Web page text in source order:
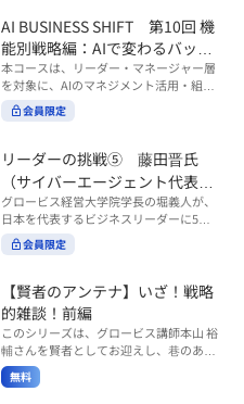
3%BC%E3%82%AF%E3%82%B7%E3%
83%95%E3%83%88 ※本コースは、AIの
マネジメント活用を学ぶ「AIビジネスシ
フト」シリーズの一環として提供してい
ます。 ※本動画は、制作時点の情報に基
づき作成したものです（2026年03月制
か？ このコースは、あなたが“ありたい
自分”として生き、キャリアをデザイン
していくための思考と行動のガイドにな
ります。 ※本動画は、制作時点の情報に
基づき作成したものです（2025年11月
制作）
つつ、自律的に仕事を進めてもらうため
にはどうすればよいのか。 こうした悩み
に直面するリーダー・マネージャーの方
は多いのではないでしょうか。 変化が激
しく、正解のない現代においては、指示
や助言にとどまらず、メンバーの思考を
引き出し、自律的な行動を促す「コーチ
す。 本コースでは、基礎的なコーチング
の考え方を押さえたうえで、実際の職場
で起こりがちな事例をもとに、相手の思
考と行動を引き出す関わり方を学びま
す。 また、代表的なコーチングのフレー
ムワークである「GROWモデル」を取り
の主体性を引き出していくのかを、わか
りやすく解説します。 メンバーとの対話
を、成長を促す機会へと変えていく。そ
の第一歩としておすすめのコースです。
コース内で紹介している「傾聴力」を深
めたい方は、こちらも合わせてご覧くだ
さい。 ・傾聴力 ~リーダーのための聴く
AI BUSINESS SHIFT 第10回 機
能別戦略編：AIで変わるバック
オフィス
本コースは、リーダー・マネージャー層
を対象に、AIのマネジメント活用・組織
活用を体系的に学ぶ 『AI BUSINESS SHI
FTシリーズ（全12回）』の第10回で
バックオフィス」では、人事・総務・労
務・経理・情報システムなどのバックオ
フィス領域において、定型業務の自動化
や効率化といった現場レベルのAI活用だ
けでなく、いかにして経営や戦略に貢献
する存在へと進化していくのかについて
考えを深め、学んでいきます。 ■こんな
理・情シスなど、バックオフィス部門を
率いるリーダー・マネージャーの方 ・バ
ックオフィス業務へのAI活用やDX推進を
担っている方 ・AI時代におけるバックオ
フィスの役割や戦略のあり方を考えたい
方 ■AIシフトシリーズとは？ 『AI BUSI
会員限定
リーダーの挑戦⑤ 藤田晋氏
（サイバーエージェント代表取
締役）
グロービス経営大学院学長の堀義人が、
日本を代表するビジネスリーダーに5つ
の質問（能力開発／挑戦／試練／仲間／
志）を投げかけ、その人生哲学を解き明
ーエージェント代表取締役の藤田晋氏。
起業の理由、経営をどうやって学んだ
か、アメーバブログ・ABEMAの立ち上
げ、経営チームづくりについてなど聞い
ていきます。（肩書きは2020年12月11
日撮影当時のもの） 藤田 晋 サイバー
会員限定
【賢者のアンテナ】いざ！戦略
的雑談！前編
このシリーズは、グロービス講師本山 裕
輔さんを賢者としてお迎えし、巷のあり
とあらゆるものを独自の視点で紐解き、
皆様の学びの意欲を刺激するコンテンツ
無料